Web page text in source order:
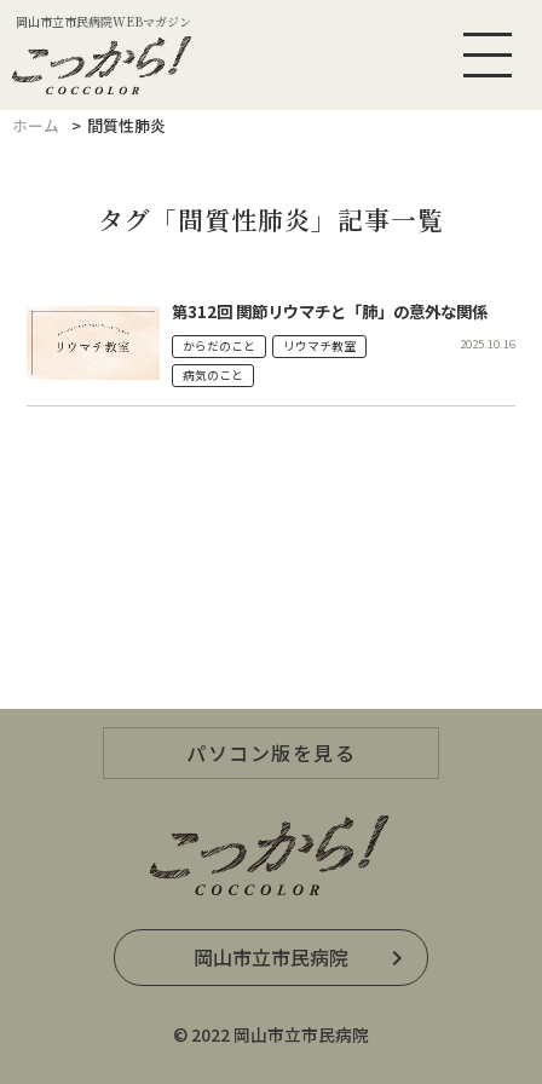
岡山市立市民病院WEBマガジン
ホーム 間質性肺炎
タグ「間質性肺炎」記事一覧
第312回 関節リウマチと「肺」の意外な関係
からだのこと
リウマチ教室
病気のこと
2025.10.16
パソコン版を見る
岡山市立市民病院
© 2022 岡山市立市民病院